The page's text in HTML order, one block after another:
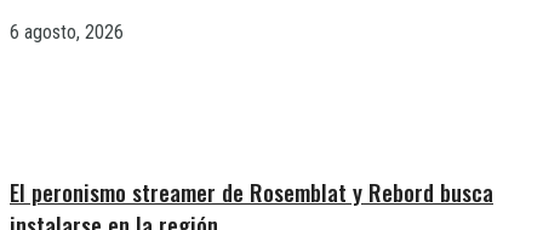
6 agosto, 2026
El peronismo streamer de Rosemblat y Rebord busca